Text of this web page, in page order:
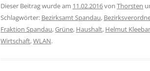
Dieser Beitrag wurde am 11.02.2016von Thorsten
Schlagwörter: Bezirksamt Spandau,
Fraktion Spandau,Grüne, Haushalt, Helmut
Wirtschaft,WLAN.